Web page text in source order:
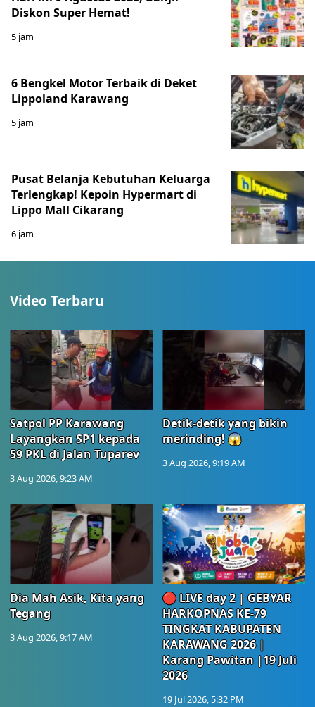
Diskon Super Hemat!
5 jam
6 Bengkel Motor Terbaik di Deket
Lippoland Karawang
5 jam
Pusat Belanja Kebutuhan Keluarga
Terlengkap! Kepoin Hypermart di
Lippo Mall Cikarang
6 jam
Video Terbaru
Satpol PP Karawang
Layangkan SP1 kepada
59 PKL di Jalan Tuparev
3 Aug 2026, 9:23 AM
Detik-detik yang bikin
merinding! 😱
3 Aug 2026, 9:19 AM
Dia Mah Asik, Kita yang
Tegang
3 Aug 2026, 9:17 AM
🔴 LIVE day 2 | GEBYAR
HARKOPNAS KE-79
TINGKAT KABUPATEN
KARAWANG 2026 |
Karang Pawitan |19 Juli
2026
19 Jul 2026, 5:32 PM